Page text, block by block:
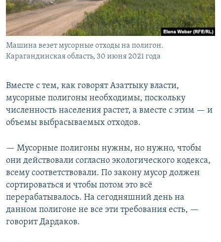
Машина везет мусорные отходы на полигон.
Карагандинская область, 30 июня 2021 года
Вместе с тем, как говорят Азаттыку власти,
мусорные полигоны необходимы, поскольку
численность населения растет, а вместе с этим — и
объемы выбрасываемых отходов.
— Мусорные полигоны нужны, но нужно, чтобы
они действовали согласно экологического кодекса,
всему соответствовали. По закону мусор должен
сортироваться и чтобы потом это всё
перерабатывалось. На сегодняшний день на
данном полигоне не все эти требования есть, —
говорит Дардаков.